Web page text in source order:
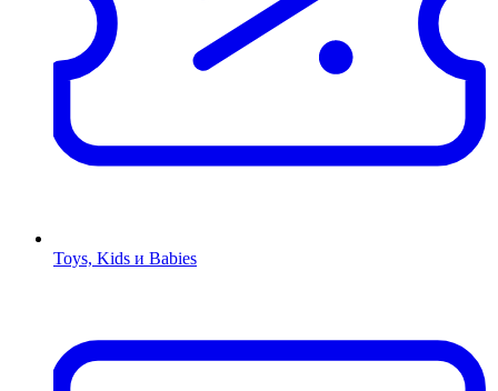
Toys, Kids и Babies